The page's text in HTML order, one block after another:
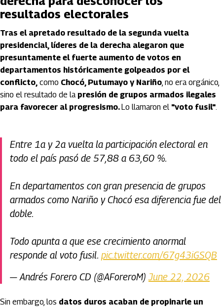
resultados electorales
Tras el apretado resultado de la segunda vuelta
presidencial, líderes de la derecha alegaron que
presuntamente el fuerte aumento de votos en
departamentos históricamente golpeados por el
conflicto, como Chocó, Putumayo y Nariño, no era orgánico,
sino el resultado de la presión de grupos armados ilegales
para favorecer al progresismo.Lo llamaron el "voto fusil".
Entre 1a y 2a vuelta la participación electoral en
todo el país pasó de 57,88 a 63,60 %.
En departamentos con gran presencia de grupos
armados como Nariño y Chocó esa diferencia fue del
doble.
Todo apunta a que ese crecimiento anormal
responde al voto fusil. pic.twitter.com/67g43iGSQB
— Andrés Forero CD (@AForeroM)June 22, 2026
Sin embargo, los datos duros acaban de propinarle un